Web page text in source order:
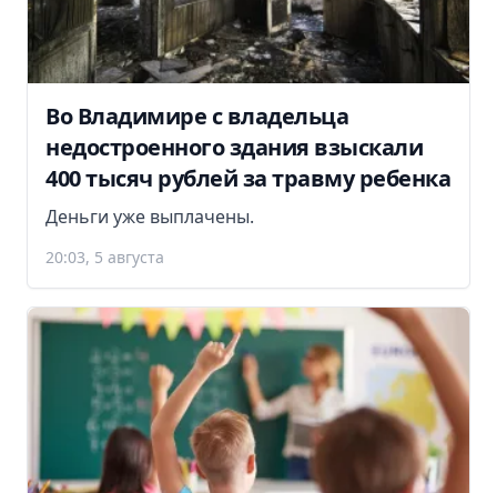
Во Владимире с владельца
недостроенного здания взыскали
400 тысяч рублей за травму ребенка
Деньги уже выплачены.
20:03, 5 августа